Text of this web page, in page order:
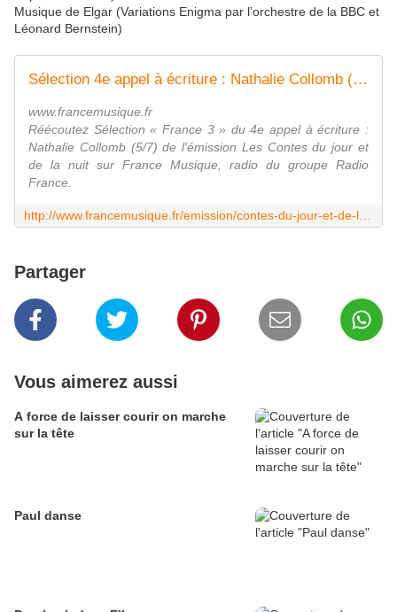
Musique de Elgar (Variations Enigma par l’orchestre de la BBC et
Léonard Bernstein)
Sélection 4e appel à écriture : Nathalie Collomb (5/7)
www.francemusique.fr
Réécoutez Sélection « France 3 » du 4e appel à écriture :
Nathalie Collomb (5/7) de l'émission Les Contes du jour et
de la nuit sur France Musique, radio du groupe Radio
France.
Partager
Vous aimerez aussi
A force de laisser courir on marche
sur la tête
Paul danse